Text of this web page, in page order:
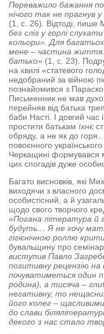
Переважило бажання
нічого так не прагнув
(1, с. 26). Відтоді,
без сліз у горлі
кольори». Для
мене – частина життя.
батько» (1, с. 23).
на хвилі «статевого
недобраний за війною
познайомився з
Письменник не мав
перейняв від батька
баби Насті. І довгий
простити батькам їхнє
обряду, а не як до
повоєнного
Черкащині формувався
цих спогадів дуже
Багато висновків, які
виходячи з власного
особистісний, а й
щодо свого творчого
«Погана література й
будуть… Я не хочу мати
гігієнічною роллю
бувальщину про
виступив Павло
позитивну рецензію
почуватиметься один
родина), а тисяча –
негативну, то
його колег –
до слави
декого з нас стало